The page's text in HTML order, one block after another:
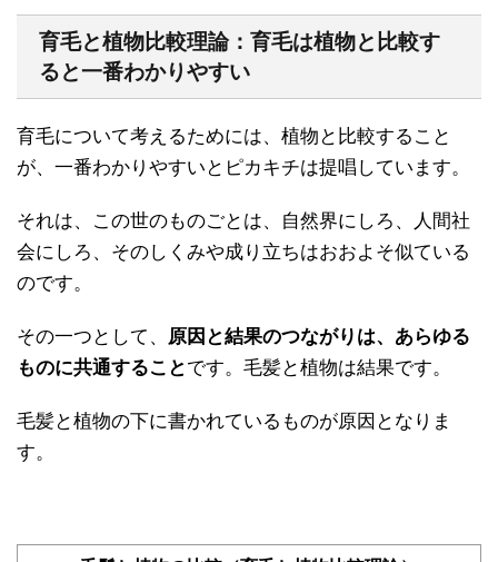
育毛と植物比較理論：育毛は植物と比較す
ると一番わかりやすい
育毛について考えるためには、植物と比較すること
が、一番わかりやすいとピカキチは提唱しています。
それは、この世のものごとは、自然界にしろ、人間社
会にしろ、そのしくみや成り立ちはおおよそ似ている
のです。
その一つとして、 原因と結果のつながりは、あらゆる
ものに共通することです。毛髪と植物は結果です。
毛髪と植物の下に書かれているものが原因となりま
す。